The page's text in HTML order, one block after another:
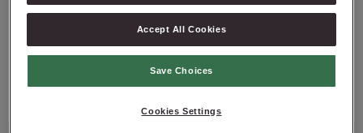
1 2
Accept All Cookies
Save Choices
Cookies Settings